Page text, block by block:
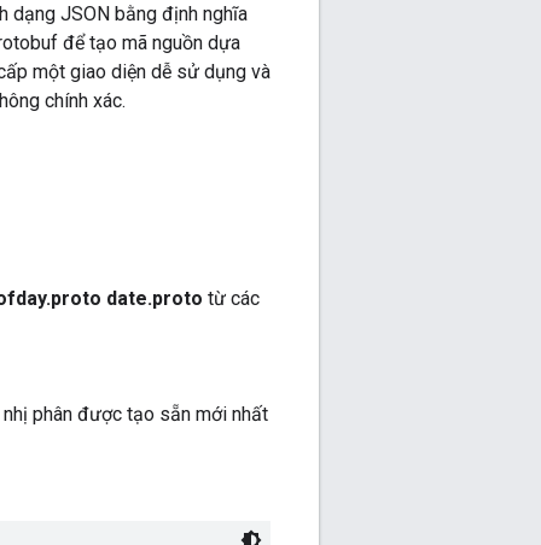
dạng JSON bằng định nghĩa
để tạo mã nguồn dựa
một giao diện dễ sử dụng và
chính xác.
date.proto từ các
phân được tạo sẵn mới nhất